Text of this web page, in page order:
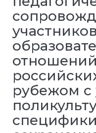
участников
рубежом с